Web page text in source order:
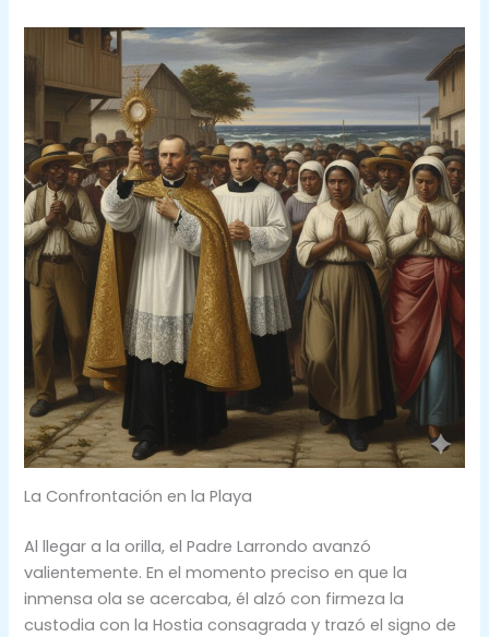
La Confrontación en la Playa
Al llegar a la orilla, el Padre Larrondo avanzó
valientemente. En el momento preciso en que la
inmensa ola se acercaba, él alzó con firmeza la
custodia con la Hostia consagrada y trazó el signo de